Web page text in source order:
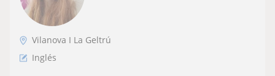
Vilanova I La Geltrú
Inglés